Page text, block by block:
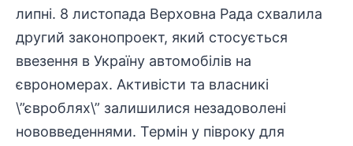
липні. 8 листопада Верховна Рада схвалила
другий законопроект, який стосується
ввезення в Україну автомобілів на
єврономерах. Активісти та власникі
\”євроблях\” залишилися незадоволені
нововведеннями. Термін у півроку для